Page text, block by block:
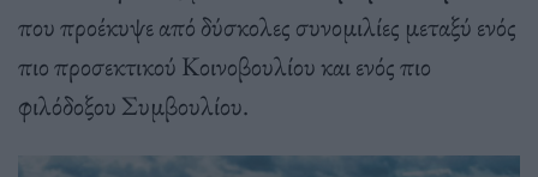
που προέκυψε από δύσκολες συνομιλίες μεταξύ ενός
πιο προσεκτικού Κοινοβουλίου και ενός πιο
φιλόδοξου Συμβουλίου.